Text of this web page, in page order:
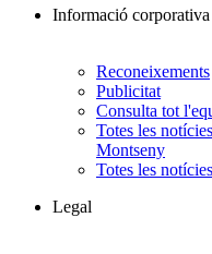
Informació corporativa
Reconeixements
Publicitat
Consulta tot
Totes les
Montseny
Totes les
Legal